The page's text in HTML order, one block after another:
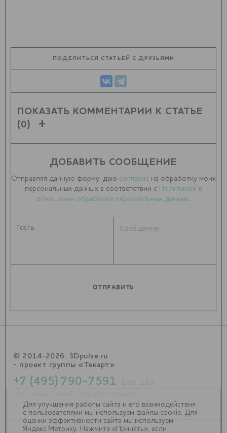
ПОДЕЛИТЬСЯ СТАТЬЕЙ С ДРУЗЬЯМИ
ПОКАЗАТЬ КОММЕНТАРИИ К СТАТЬЕ
(0)
ДОБАВИТЬ СООБЩЕНИЕ
Отправляя данную форму, даю согласие на обработку моих
персональных данных в соответствии с Политикой в
отношении обработки персональных данных
© 2014-2026. 3Dpulse.ru
- проект группы «Текарт»
+7 (495) 790-7591
https://t.me/Techart_CaseStudy
Для улучшения работы сайта и его взаимодействия
с пользователями мы используем файлы cookie. Для
оценки эффективности сайта мы используем
Яндекс.Метрику. Нажмите «Принять», если